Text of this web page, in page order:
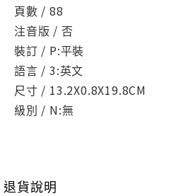
頁數 / 88
注音版 / 否
裝訂 / P:平裝
語言 / 3:英文
尺寸 / 13.2X0.8X19.8CM
級別 / N:無
退貨說明